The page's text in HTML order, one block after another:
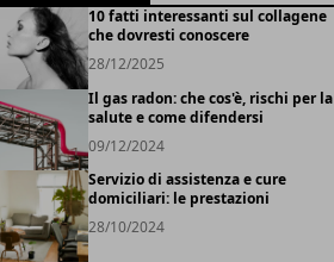
10 fatti interessanti sul collagene
che dovresti conoscere
28/12/2025
Il gas radon: che cos'è, rischi per la
salute e come difendersi
09/12/2024
Servizio di assistenza e cure
domiciliari: le prestazioni
28/10/2024